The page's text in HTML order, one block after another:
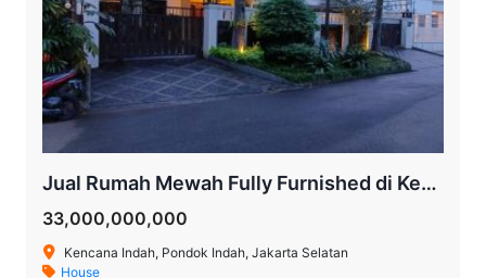
Jual Rumah Mewah Fully Furnished di Kencana Indah Pondok Indah Jakarta Selatan
33,000,000,000
Kencana Indah, Pondok Indah, Jakarta Selatan
House